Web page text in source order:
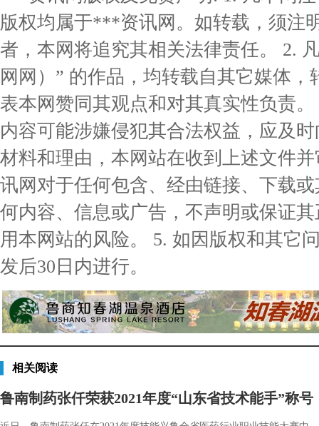
版权均属于***资讯网。如转载，须注
者，本网将追究其相关法律责任。 2.
网网）” 的作品，均转载自其它媒体
表本网赞同其观点和对其真实性负责
内容可能涉嫌侵犯其合法权益，应及
材料和理由，本网站在收到上述文件
讯网对于任何包含、经由链接、下载
何内容、信息或广告，不声明或保证
用本网站的风险。 5. 如因版权和其它
发后30日内进行。
相关阅读
鲁南制药张仟荣获2021年度“山东省技术能手”称号